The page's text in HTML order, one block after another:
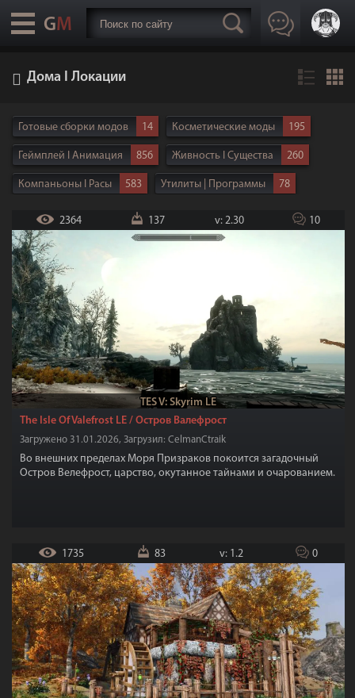
Дома I Локации
Готовые сборки модов 14 Косметические моды 195
Геймплей I Анимация 856 Живность I Существа 260
Компаньоны I Расы 583 Утилиты | Программы 78
Реплейсеры тел Пресеты лиц и тела
Дома I Локации Броня I Одежда (Vanilla)
Броня I Одежда (CBBE/UNP/HDT)
Музыка I Звуки | Озвучка
Реплейсеры | Ретекстуры 225 Интерфейс 129
Графика 289 Оружие 421 Любовь 18+ 38
Квесты 149 Фиксы 114 Магия 176 Патчи 43
NPC 141 DLC 8 Creation Club LE
TES V: Skyrim LE
2364 137 v: 2.30 10
The Isle Of Valefrost LE / Остров Валефрост
Загружено 31.01.2026, Загрузил: CelmanCtraik
Во внешних пределах Моря Призраков покоится загадочный
Остров Велефрост, царство, окутанное тайнами и очарованием.
1735 83 v: 1.2 0